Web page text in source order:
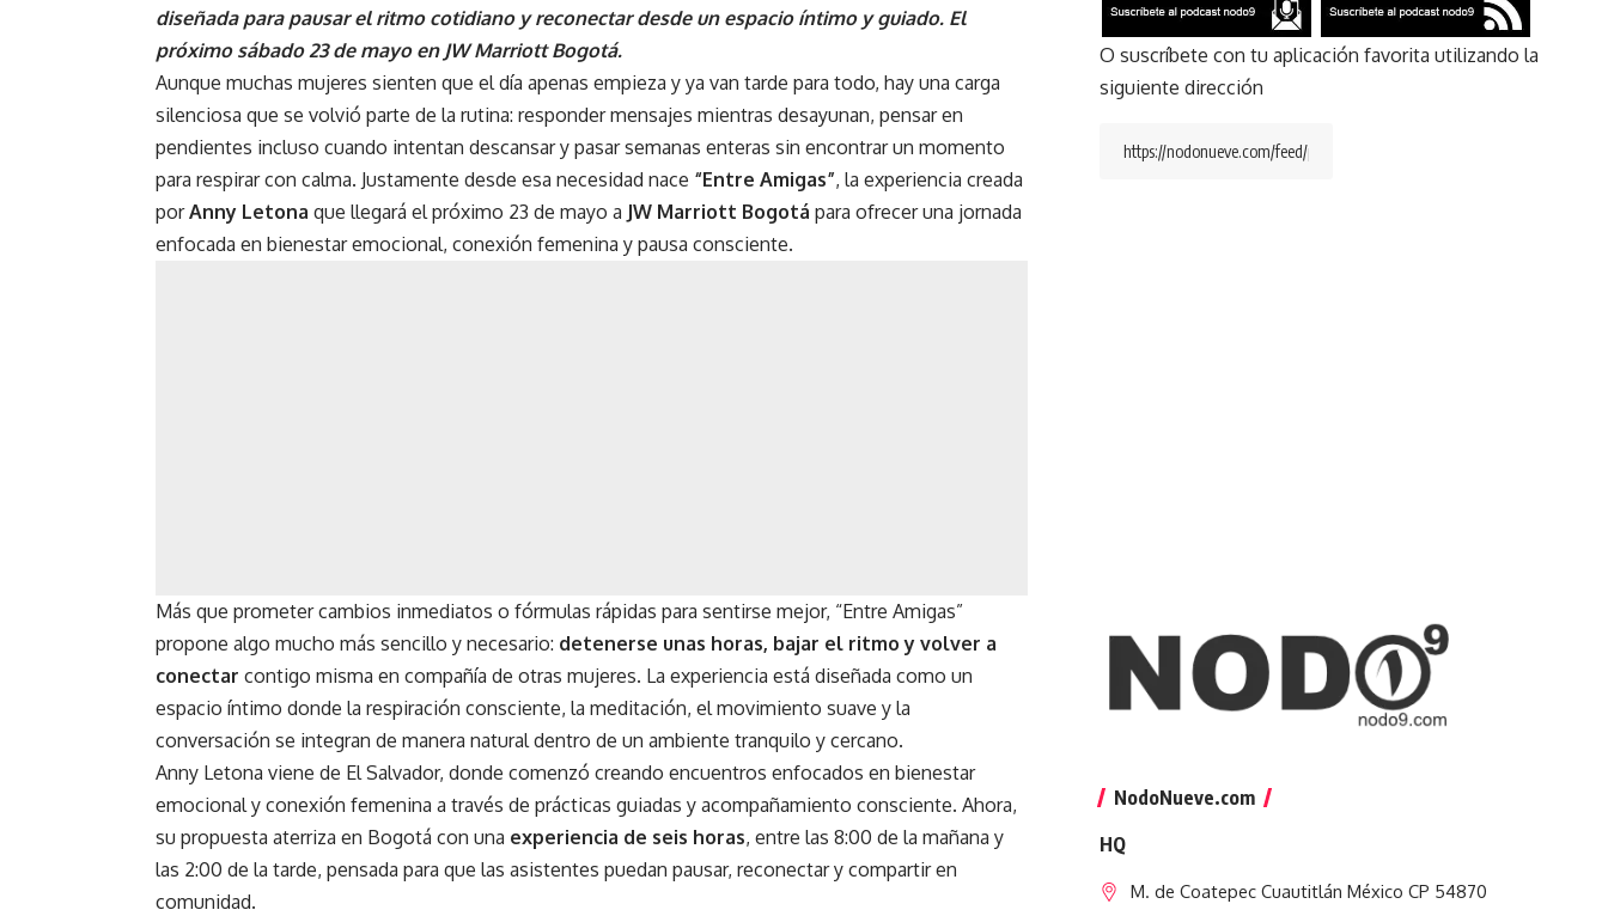
diseñada para pausar el ritmo cotidiano y reconectar desde un espacio íntimo y guiado. El
próximo sábado 23 de mayo en JW Marriott Bogotá.
Aunque muchas mujeres sienten que el día apenas empieza y ya van tarde para todo, hay una carga
silenciosa que se volvió parte de la rutina: responder mensajes mientras desayunan, pensar en
pendientes incluso cuando intentan descansar y pasar semanas enteras sin encontrar un momento
para respirar con calma. Justamente desde esa necesidad nace “Entre Amigas”, la experiencia creada
porAnny Letona que llegará el próximo 23 de mayo a JW Marriott Bogotá para ofrecer una jornada
enfocada en bienestar emocional, conexión femenina y pausa consciente.
Más que prometer cambios inmediatos o fórmulas rápidas para sentirse mejor, “Entre Amigas”
propone algo mucho más sencillo y necesario: detenerse unas horas, bajar el ritmo y volver a
conectar contigo misma en compañía de otras mujeres. La experiencia está diseñada como un
espacio íntimo donde la respiración consciente, la meditación, el movimiento suave y la
conversación se integran de manera natural dentro de un ambiente tranquilo y cercano.
Anny Letona viene de El Salvador, donde comenzó creando encuentros enfocados en bienestar
emocional y conexión femenina a través de prácticas guiadas y acompañamiento consciente. Ahora,
su propuesta aterriza en Bogotá con una experiencia de seis horas, entre las 8:00 de la mañana y
las 2:00 de la tarde, pensada para que las asistentes puedan pausar, reconectar y compartir en
comunidad.
O suscríbete con tu aplicación favorita utilizando la
siguiente dirección
NodoNueve.com
HQ
M. de Coatepec Cuautitlán México CP 54870